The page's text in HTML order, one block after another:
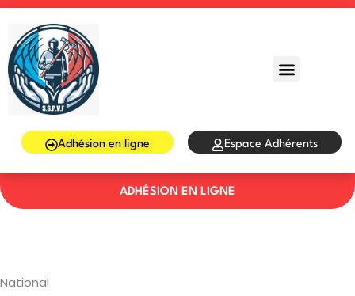
Adhésion en ligne Espace Adhérents
ADHÉSION EN LIGNE
NationalRemember me